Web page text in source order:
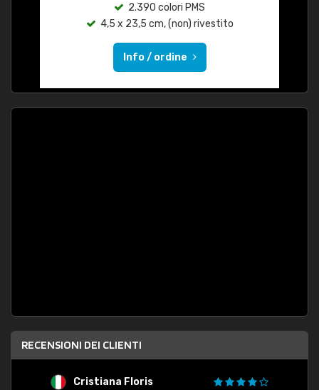
2.390 colori PMS
4,5 x 23,5 cm, (non) rivestito
Info / ordine
RECENSIONI DEI CLIENTI
Cristiana Floris